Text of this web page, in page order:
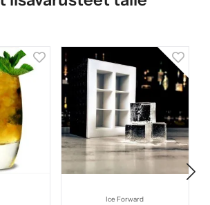
Ice Forward